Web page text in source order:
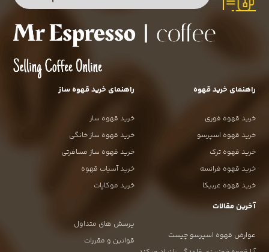
راهنمای خرید قهوه
خرید قهوه فوری
خرید قهوه اسپرسو
خرید قهوه ترک
خرید قهوه فرانسه
خرید قهوه عربیکا
راهنمای خرید قهوه ساز
خرید قهوه ساز
خرید قهوه ساز خانگی
خرید قهوه ساز مسافرتی
خرید آسیاب قهوه
خرید موکاپات
آخرین مقالات
عوارض قهوه اسپرسو چیست
پرسش های متداول
قوانین و مقررات